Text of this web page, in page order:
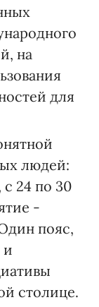
на
для
людей:
24 по 30
-
пояс,
и
столице.